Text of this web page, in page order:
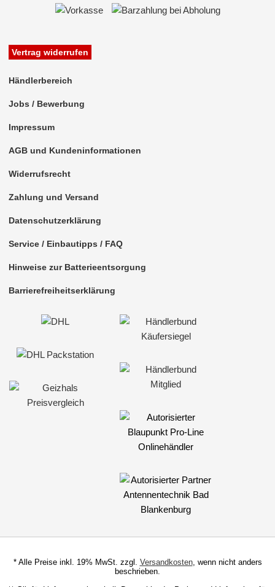
Vertrag widerrufen
Händlerbereich
Jobs / Bewerbung
Impressum
AGB und Kundeninformationen
Widerrufsrecht
Zahlung und Versand
Datenschutzerklärung
Service / Einbautipps / FAQ
Hinweise zur Batterieentsorgung
Barrierefreiheitserklärung
* Alle Preise inkl. 19% MwSt. zzgl. Versandkosten, wenn nicht anders
beschrieben.